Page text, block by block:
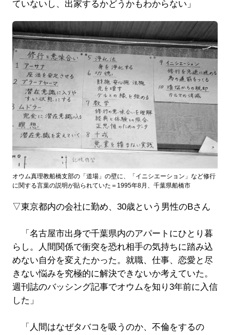
ていないし、出家するかどうかもわからない」
オウム真理教船橋支部の「道場」の壁に、「イニシエーション」など修行
に関する言葉の説明が貼られていた＝1995年8月、千葉県船橋市
▽東京都内の会社に勤め、30歳という男性のBさん
「名古屋市出身で千葉県内のアパートにひとり暮
らし。人間関係で衝突を恐れ相手の気持ちに踏み込
めない自分を変えたかった。就職、仕事、恋愛と尽
きない悩みを究極的に解決できないか考えていた。
週刊誌のバッシング記事でオウムを知り3年前に入信
した」
「人間はなぜタバコを吸うのか、不倫をするの